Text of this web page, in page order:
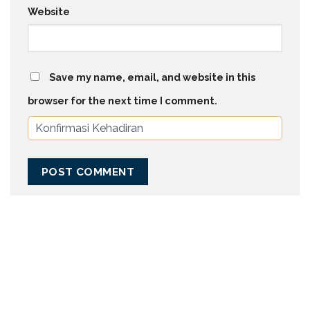
Website
Save my name, email, and website in this
browser for the next time I comment.